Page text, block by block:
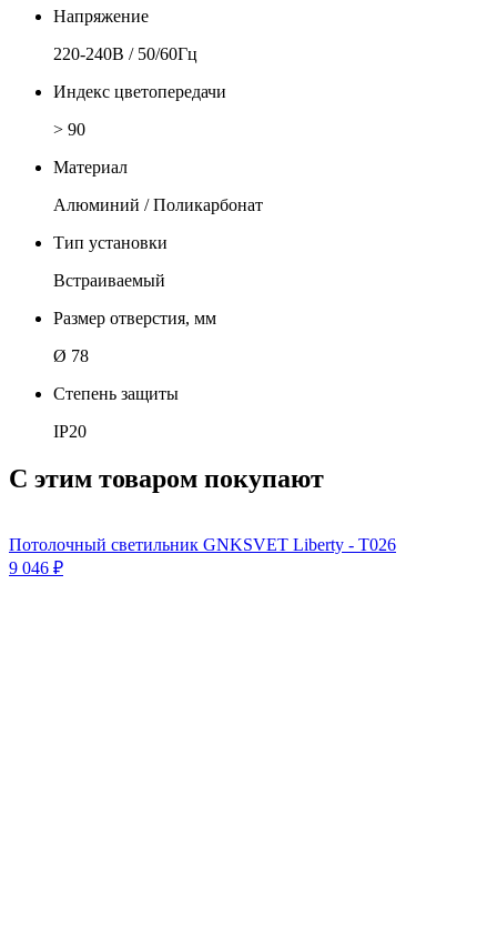
Напряжение
220-240В / 50/60Гц
Индекс цветопередачи
> 90
Материал
Алюминий / Поликарбонат
Тип установки
Встраиваемый
Размер отверстия, мм
Ø 78
Степень защиты
IP20
С этим товаром покупают
Потолочный светильник GNKSVET Liberty - T026
9 046 ₽